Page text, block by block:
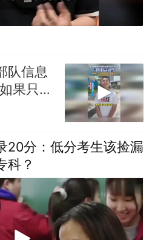
队信息
果只是
不建
20分：低分考生该捡漏
科？